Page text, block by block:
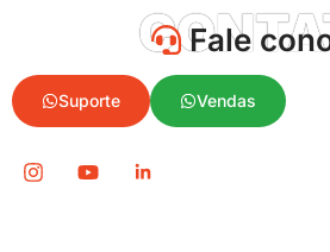
Fale
Suporte Vendas